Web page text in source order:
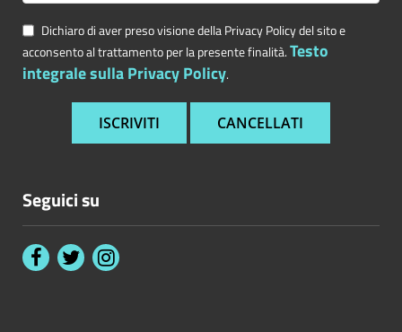
Dichiaro di aver preso visione della Privacy Policy del sito e
acconsento al trattamento per la presente finalità.Testo
integrale sulla Privacy Policy.
Seguici su